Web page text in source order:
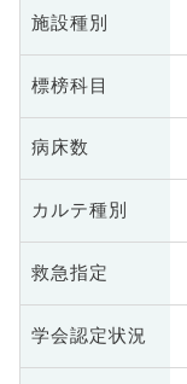
施設種別
標榜科目
病床数
カルテ種別
救急指定
学会認定状況